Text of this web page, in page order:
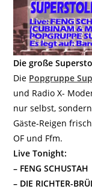
Die große
Die Popgruppe
und Radio X-
nur selbst,
Gäste-Reigen
OF und Ffm.
Live Tonight:
– FENG SCHUSTAH
– DIE RICHTER-